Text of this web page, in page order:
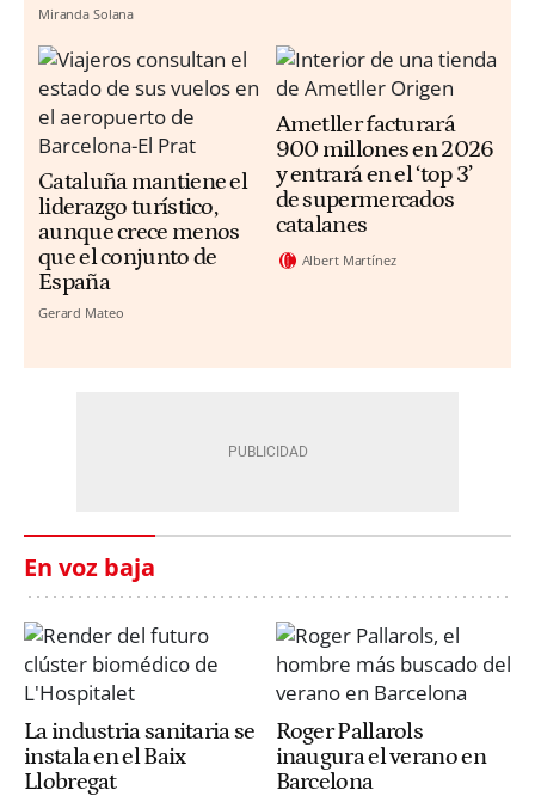
Miranda Solana
Cataluña mantiene el
liderazgo turístico,
aunque crece menos
que el conjunto de
España
Gerard Mateo
Ametller facturará
900 millones en 2026
y entrará en el ‘top 3’
de supermercados
catalanes
Albert Martínez
En voz baja
La industria sanitaria se
instala en el Baix
Llobregat
Roger Pallarols
inaugura el verano en
Barcelona